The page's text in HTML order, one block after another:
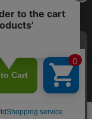
づく表記
Reserved